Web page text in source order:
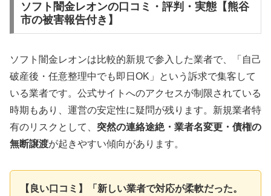
ソフト闇金レオンの口コミ・評判・実態【熊谷
市の被害報告付き】
ソフト闇金レオンは比較的新規で参入した業者で、「自己
破産後・任意整理中でも即日OK」という訴求で集客して
いる業者です。公式サイトへのアクセスが制限されている
時期もあり、運営の安定性に疑問が残ります。新規業者特
有のリスクとして、 突然の連絡途絶・業者名変更・債権の
無断譲渡が起きやすい傾向があります。
【良い口コミ】「新しい業者で対応が柔軟だった。